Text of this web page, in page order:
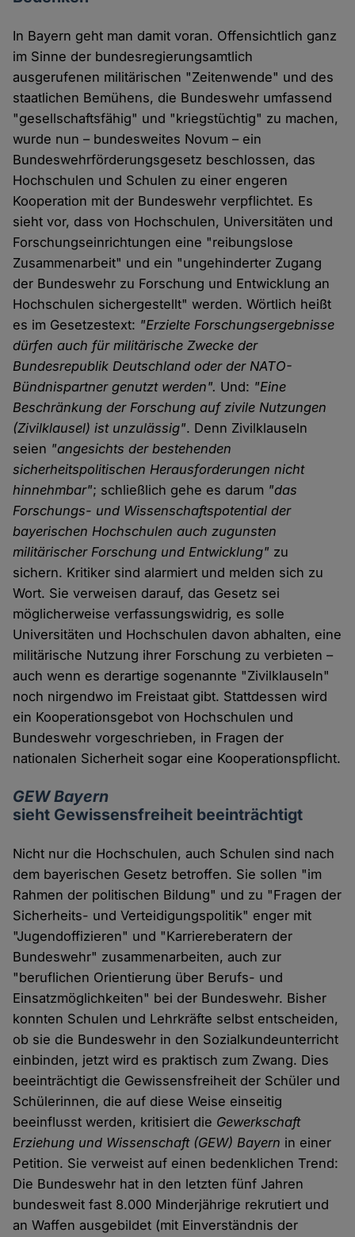
In Bayern geht man damit voran. Offensichtlich ganz
im Sinne der bundesregierungsamtlich
ausgerufenen militärischen "Zeitenwende" und des
staatlichen Bemühens, die Bundeswehr umfassend
"gesellschaftsfähig" und "kriegstüchtig" zu machen,
wurde nun – bundesweites Novum – ein
Bundeswehrförderungsgesetz beschlossen, das
Hochschulen und Schulen zu einer engeren
Kooperation mit der Bundeswehr verpflichtet. Es
sieht vor, dass von Hochschulen, Universitäten und
Forschungseinrichtungen eine "reibungslose
Zusammenarbeit" und ein "ungehinderter Zugang
der Bundeswehr zu Forschung und Entwicklung an
Hochschulen sichergestellt" werden. Wörtlich heißt
es im Gesetzestext: "Erzielte Forschungsergebnisse
dürfen auch für militärische Zwecke der
Bundesrepublik Deutschland oder der NATO-
Bündnispartner genutzt werden". Und: "Eine
Beschränkung der Forschung auf zivile Nutzungen
(Zivilklausel) ist unzulässig". Denn Zivilklauseln
seien "angesichts der bestehenden
sicherheitspolitischen Herausforderungen nicht
hinnehmbar"; schließlich gehe es darum "das
Forschungs- und Wissenschaftspotential der
bayerischen Hochschulen auch zugunsten
militärischer Forschung und Entwicklung" zu
sichern. Kritiker sind alarmiert und melden sich zu
Wort. Sie verweisen darauf, das Gesetz sei
möglicherweise verfassungswidrig, es solle
Universitäten und Hochschulen davon abhalten, eine
militärische Nutzung ihrer Forschung zu verbieten –
auch wenn es derartige sogenannte "Zivilklauseln"
noch nirgendwo im Freistaat gibt. Stattdessen wird
ein Kooperationsgebot von Hochschulen und
Bundeswehr vorgeschrieben, in Fragen der
nationalen Sicherheit sogar eine Kooperationspflicht.
GEW Bayern
sieht Gewissensfreiheit beeinträchtigt
Nicht nur die Hochschulen, auch Schulen sind nach
dem bayerischen Gesetz betroffen. Sie sollen "im
Rahmen der politischen Bildung" und zu "Fragen der
Sicherheits- und Verteidigungspolitik" enger mit
"Jugendoffizieren" und "Karriereberatern der
Bundeswehr" zusammenarbeiten, auch zur
"beruflichen Orientierung über Berufs- und
Einsatzmöglichkeiten" bei der Bundeswehr. Bisher
konnten Schulen und Lehrkräfte selbst entscheiden,
ob sie die Bundeswehr in den Sozialkundeunterricht
einbinden, jetzt wird es praktisch zum Zwang. Dies
beeinträchtigt die Gewissensfreiheit der Schüler und
Schülerinnen, die auf diese Weise einseitig
beeinflusst werden, kritisiert die Gewerkschaft
Erziehung und Wissenschaft (GEW) Bayern in einer
Petition. Sie verweist auf einen bedenklichen Trend:
Die Bundeswehr hat in den letzten fünf Jahren
bundesweit fast 8.000 Minderjährige rekrutiert und
an Waffen ausgebildet (mit Einverständnis der